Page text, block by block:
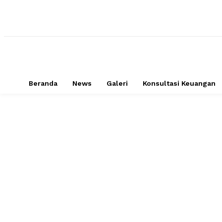
Beranda News Galeri Konsultasi Keuangan